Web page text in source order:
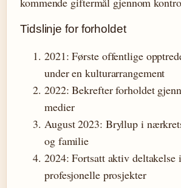
Tidslinje for forholdet
2021: Første offentlige
under en kulturarrangement
2022: Bekrefter forholdet
medier
August 2023: Bryllup i
og familie
2024: Fortsatt aktiv deltakelse
profesjonelle prosjekter